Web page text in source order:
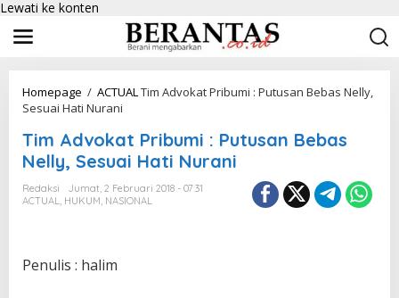
Lewati ke konten
Homepage / ACTUALTim Advokat Pribumi : Putusan Bebas Nelly,
Sesuai Hati Nurani
Tim Advokat Pribumi : Putusan Bebas
Nelly, Sesuai Hati Nurani
Redaksi
Jumat, 2 Februari 2018 - 07:31
ACTUAL, HUKUM, NASIONAL
Penulis : halim